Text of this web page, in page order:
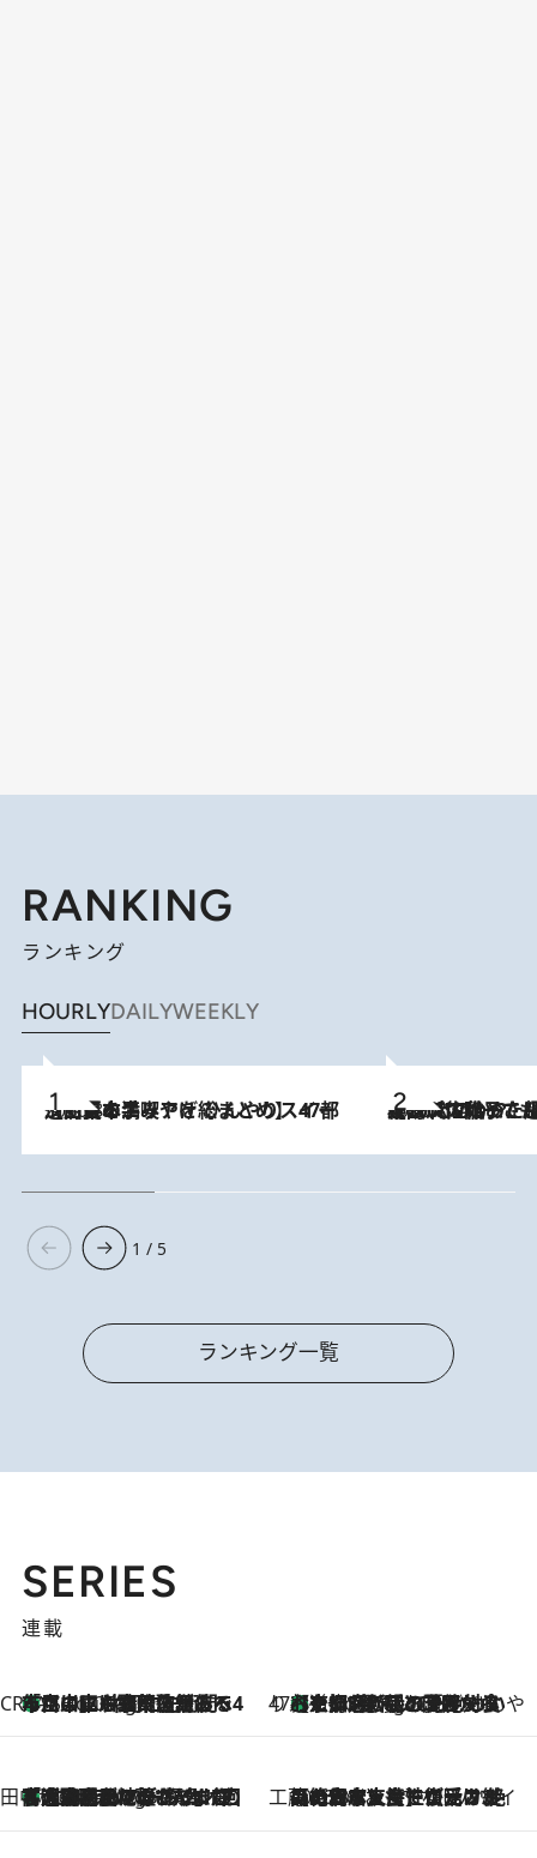
RANKING
ランキング
HOURLYDAILYWEEKLY
2026.8.5
【西日本エリアを総まとめ】 47都道府県の手みやげ ひんやりスイーツで夏を満喫 2026.8.5
【阿川佐和子さんの年とる力】なぜ70代で始めた趣味は“こんなに楽しい”のか？ ピアノ、俳句…スランプに陥っても続けられる“ある秘訣”とは
1 / 5
ランキング一覧
SERIES
連載
CREA'S CHOICE
1 Hour Ago
「立川にも歌舞伎があるんだよ」 片岡仁左衛門・市川中車ら豪華座組みで4年目の立川立飛歌舞伎へ 47都道府県の手みやげ ひんやりスイーツで夏を満喫
1 Hour Ago
【京都府】この夏絶対食べたい 冷やしておいしいおやつ3選 ひと口目から心を掴む新緑のテリーヌ
田中稲の勝手に再ブーム
6 Hours Ago
「湘南乃風に憧れて」観客大盛上がりの“タオル回し”に、ラッパー顔負けの高速歌唱まで…さだまさし（74）のアグレッシブすぎる現在地 工藤まやのおもてなしハワイ
2026.8.6
【ハワイ土産】ローカルの絶大な支持で復活！ 絶品の幻クッキー《元ファンの日本人女性が受け継いだ名店》